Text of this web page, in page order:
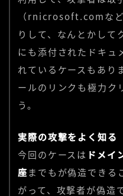
（rnicrosoft.comな
りして、なんとかして
にも添付されたドキュ
れているケースもあり
ールのリンクも極力ク
う。
実際の攻撃をよく知る
今回のケースは ドメイ
座までもが偽造できる
がって、攻撃者が偽造